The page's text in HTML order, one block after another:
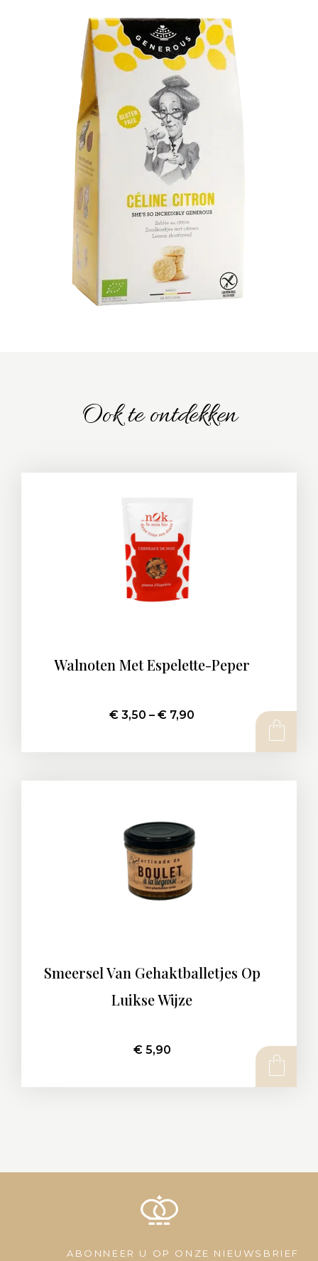
Ook te ontdekken
Walnoten Met Espelette-Peper
€ 3,50 – € 7,90
Smeersel Van Gehaktballetjes Op
Luikse Wijze
€5,90
ABONNEER U OP ONZE NIEUWSBRIEF